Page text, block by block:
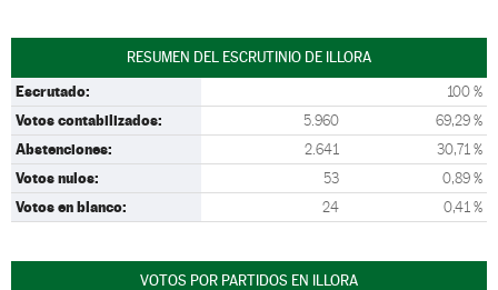
RESUMEN DEL ESCRUTINIO DE ILLORA
Escrutado: 100 %
Votos contabilizados: 5.960 69,29 %
Abstenciones: 2.641 30,71 %
Votos nulos: 53 0,89 %
Votos en blanco: 24 0,41 %
VOTOS POR PARTIDOS EN ILLORA